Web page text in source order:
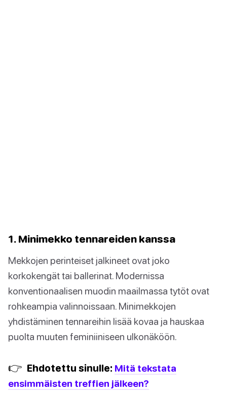
1. Minimekko tennareiden kanssa
Mekkojen perinteiset jalkineet ovat joko
korkokengät tai ballerinat. Modernissa
konventionaalisen muodin maailmassa tytöt ovat
rohkeampia valinnoissaan. Minimekkojen
yhdistäminen tennareihin lisää kovaa ja hauskaa
puolta muuten feminiiniseen ulkonäköön.
👉 Ehdotettu sinulle: Mitä tekstata
ensimmäisten treffien jälkeen?